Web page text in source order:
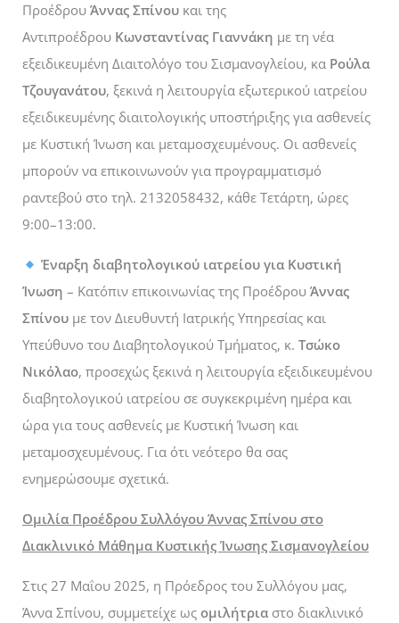
Προέδρου Άννας Σπίνου και της
Αντιπροέδρου Κωνσταντίνας Γιαννάκη με τη νέα
εξειδικευμένη Διαιτολόγο του Σισμανογλείου, κα Ρούλα
Τζουγανάτου, ξεκινά η λειτουργία εξωτερικού ιατρείου
εξειδικευμένης διαιτολογικής υποστήριξης για ασθενείς
με Κυστική Ίνωση και μεταμοσχευμένους. Οι ασθενείς
μπορούν να επικοινωνούν για προγραμματισμό
ραντεβού στο τηλ. 2132058432, κάθε Τετάρτη, ώρες
9:00–13:00.
Έναρξη διαβητολογικού ιατρείου για Κυστική
Ίνωση – Κατόπιν επικοινωνίας της Προέδρου Άννας
Σπίνου με τον Διευθυντή Ιατρικής Υπηρεσίας και
Υπεύθυνο του Διαβητολογικού Τμήματος, κ. Τσώκο
Νικόλαο, προσεχώς ξεκινά η λειτουργία εξειδικευμένου
διαβητολογικού ιατρείου σε συγκεκριμένη ημέρα και
ώρα για τους ασθενείς με Κυστική Ίνωση και
μεταμοσχευμένους. Για ότι νεότερο θα σας
ενημερώσουμε σχετικά.
Ομιλία Προέδρου Συλλόγου Άννας Σπίνου στο
Διακλινικό Μάθημα Κυστικής Ίνωσης Σισμανογλείου
Στις 27 Μαΐου 2025, η Πρόεδρος του Συλλόγου μας,
Άννα Σπίνου, συμμετείχε ως ομιλήτρια στο διακλινικό